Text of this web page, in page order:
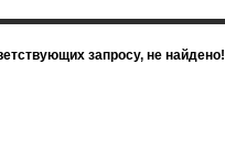
запросу, не найдено!